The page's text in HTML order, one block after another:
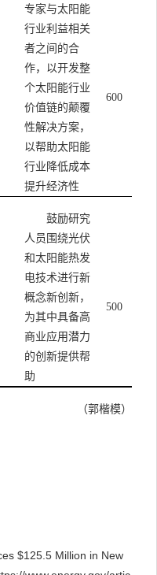
专家与太阳能
行业利益相关
者之间的合
作，以开发整
个太阳能行业
价值链的颠覆
性解决方案，
以帮助太阳能
行业降低成本
提升经济性
600
鼓励研究
人员围绕光伏
和太阳能热发
电技术进行新
概念新创新，
为其中具备高
商业应用潜力
的创新提供帮
助
500
（郭楷模）
$125.5 Million in New